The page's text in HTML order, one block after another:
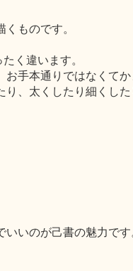
ものです。
く違います。
手本通りではなくてか
、太くしたり細くし
いのが己書の魅力です